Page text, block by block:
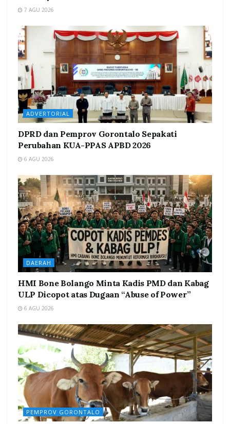
7 AGU 2026
ADVERTORIAL
DPRD dan Pemprov Gorontalo Sepakati
Perubahan KUA-PPAS APBD 2026
6 AGU 2026
DAERAH
HMI Bone Bolango Minta Kadis PMD dan Kabag
ULP Dicopot atas Dugaan “Abuse of Power”
6 AGU 2026
PEMPROV GORONTALO